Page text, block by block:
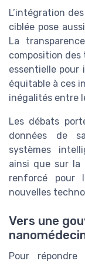
L’intégration
ciblée pose
La
composition
essentielle pour
équitable à ces
inégalités entre
Les débats
données de
systèmes
ainsi que sur la
renforcé pour
nouvelles
Vers une
Pour